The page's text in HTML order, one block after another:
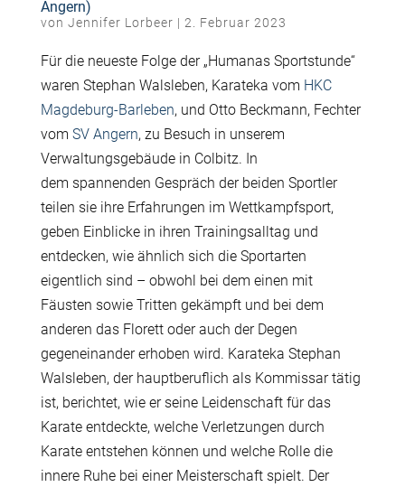
Angern)
von Jennifer Lorbeer | 2. Februar 2023
Für die neueste Folge der „Humanas Sportstunde“
waren Stephan Walsleben, Karateka vom HKC
Magdeburg-Barleben, und Otto Beckmann, Fechter
vom SV Angern, zu Besuch in unserem
Verwaltungsgebäude in Colbitz. In
dem spannenden Gespräch der beiden Sportler
teilen sie ihre Erfahrungen im Wettkampfsport,
geben Einblicke in ihren Trainingsalltag und
entdecken, wie ähnlich sich die Sportarten
eigentlich sind – obwohl bei dem einen mit
Fäusten sowie Tritten gekämpft und bei dem
anderen das Florett oder auch der Degen
gegeneinander erhoben wird. Karateka Stephan
Walsleben, der hauptberuflich als Kommissar tätig
ist, berichtet, wie er seine Leidenschaft für das
Karate entdeckte, welche Verletzungen durch
Karate entstehen können und welche Rolle die
innere Ruhe bei einer Meisterschaft spielt. Der